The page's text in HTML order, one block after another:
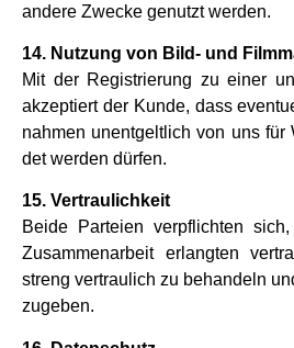
andere Zwecke genutzt wer­den.
14. Nut­zung von Bild- und
Mit der Regi­strie­rung zu einer
akzep­tiert der Kunde, dass
nah­men unent­gelt­lich von uns
det wer­den dür­fen.
15. Ver­trau­lich­keit
Beide Par­teien ver­pflich­ten
Zusam­men­ar­beit erlang­ten
streng ver­trau­lich zu behan­deln
zu­ge­ben.